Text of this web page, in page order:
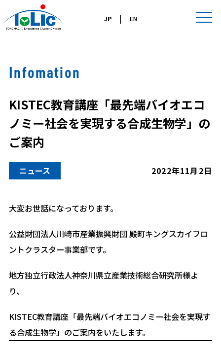
JP| EN
Infomation
KISTEC教育講座「最先端バイオエコ
ノミー社会を実現する合成生物学」の
ご案内
ニュース 2022年11月2日
大変お世話になっております。
公益財団法人川崎市産業振興財団 殿町キングスカイフロ
ントクラスター事業部です。
地方独立行政法人神奈川県立産業技術総合研究所様よ
り、
KISTEC教育講座「最先端バイオエコノミー社会を実現す
る合成生物学」のご案内をいたします。